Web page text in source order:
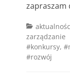
zapraszam
Categories
zarządzanie
#konkursy,
#rozwój